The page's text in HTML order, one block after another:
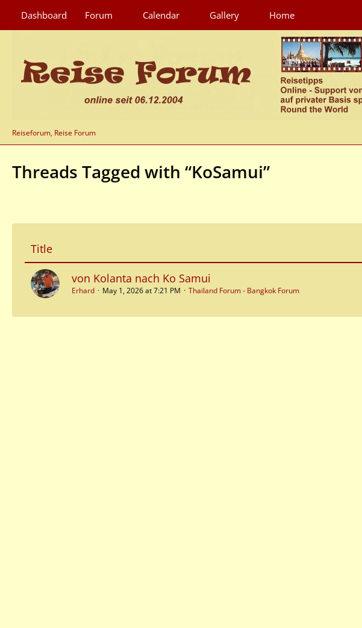
Dashboard Forum Calendar Gallery Home
Reiseforum, Reise Forum
Threads Tagged with “KoSamui”
Title
von Kolanta nach Ko Samui
Erhard May 1, 2026 at 7:21 PM Thailand Forum - Bangkok Forum